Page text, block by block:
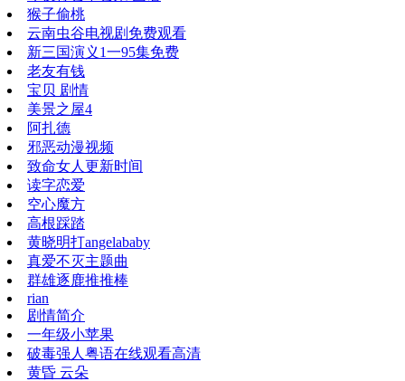
猴子偷桃
云南虫谷电视剧免费观看
新三国演义1一95集免费
老友有钱
宝贝 剧情
美景之屋4
阿扎德
邪恶动漫视频
致命女人更新时间
读字恋爱
空心魔方
高根踩踏
黄晓明打angelababy
真爱不灭主题曲
群雄逐鹿推推棒
rian
剧情简介
一年级小苹果
破毒强人粤语在线观看高清
黄昏 云朵